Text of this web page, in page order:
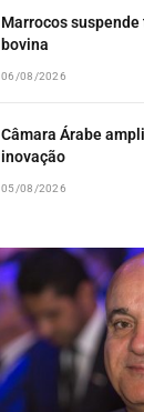
Marrocos
bovina
06/08/2026
Câmara Árabe
inovação
05/08/2026